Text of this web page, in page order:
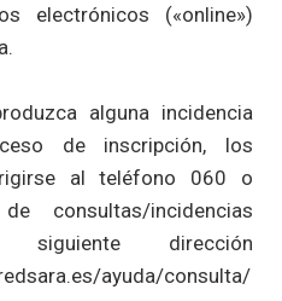
electrónicos («online»)
alguna incidencia
de inscripción, los
al teléfono 060 o
consultas/incidencias
dirección
ayuda/consulta/